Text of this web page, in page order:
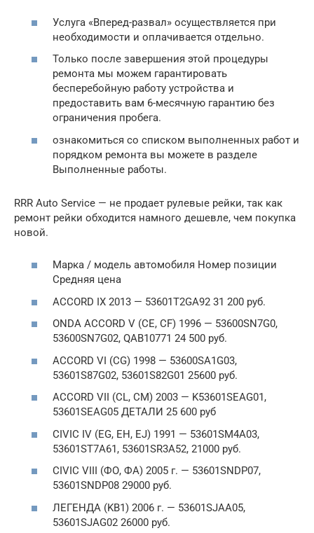
Услуга «Вперед-развал» осуществляется при
необходимости и оплачивается отдельно.
Только после завершения этой процедуры
ремонта мы можем гарантировать
бесперебойную работу устройства и
предоставить вам 6-месячную гарантию без
ограничения пробега.
ознакомиться со списком выполненных работ и
порядком ремонта вы можете в разделе
Выполненные работы.
RRR Auto Service — не продает рулевые рейки, так как
ремонт рейки обходится намного дешевле, чем покупка
новой.
Марка / модель автомобиля Номер позиции
Средняя цена
ACCORD IX 2013 — 53601T2GA92 31 200 руб.
ONDA ACCORD V (CE, CF) 1996 — 53600SN7G0,
53600SN7G02, QAB10771 24 500 руб.
ACCORD VI (CG) 1998 — 53600SA1G03,
53601S87G02, 53601S82G01 25600 руб.
ACCORD VII (CL, CM) 2003 — K53601SEAG01,
53601SEAG05 ДЕТАЛИ 25 600 руб
CIVIC IV (EG, EH, EJ) 1991 — 53601SM4A03,
53601ST7A61, 53601SR3A52, 21000 руб.
CIVIC VIII (ФО, ФА) 2005 г. — 53601SNDP07,
53601SNDP08 29000 руб.
ЛЕГЕНДА (KB1) 2006 г. — 53601SJAA05,
53601SJAG02 26000 руб.